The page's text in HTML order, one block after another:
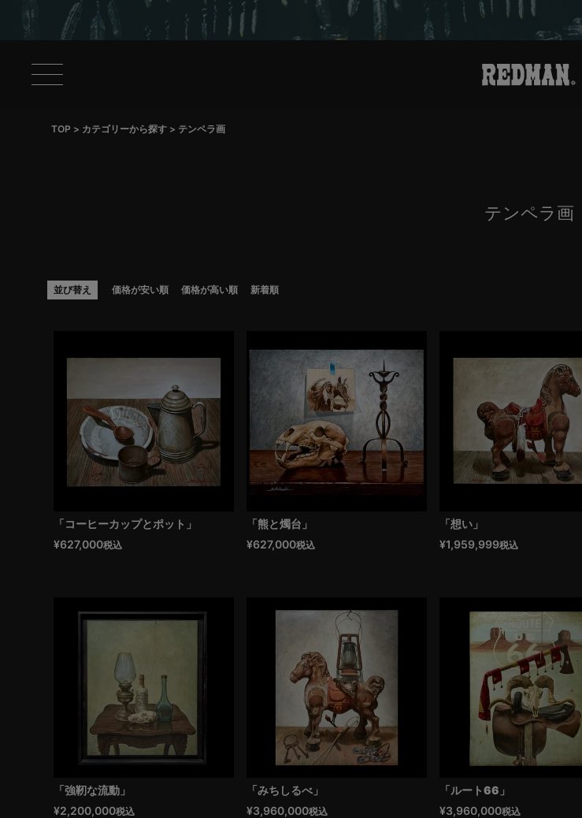
TOP カテゴリーから探す テンペラ画
テンペラ画
並び替え 価格が安い順 価格が高い順 新着順
「コーヒーカップとポット」
¥627,000税込
「熊と燭台」
¥627,000税込
「想い」
¥1,959,999税込
「強靭な流動」
¥2,200,000税込
「みちしるべ」
¥3,960,000税込
「ルート66」
¥3,960,000税込